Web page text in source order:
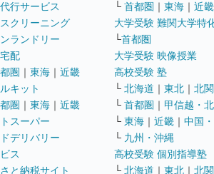
行サービス
クリーニング
ランドリー
配
圏 ｜ 東海 ｜ 近畿
キット
圏 ｜ 東海 ｜ 近畿
スーパー
デリバリー
ス
と納税サイト
└ 首都圏 ｜ 東海 ｜ 近畿
大学受験 難関大学特
└首都圏
大学受験 映像授業
高校受験 塾
└ 北海道 ｜ 東北 ｜ 北
└ 首都圏 ｜ 甲信越・
└ 東海 ｜ 近畿 ｜ 中国
└ 九州・沖縄
高校受験 個別指導塾
└ 北海道 ｜ 東北 ｜ 北